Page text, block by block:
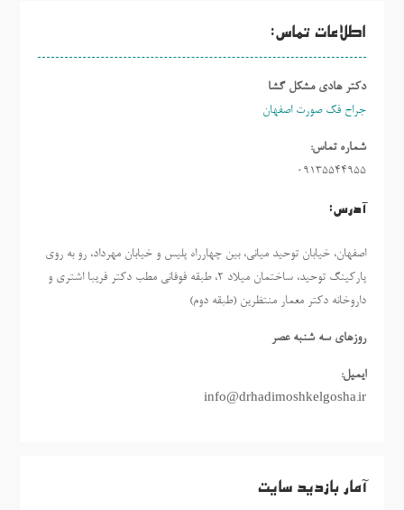
اطلاعات تماس:
دکتر هادی مشکل گشا
جراح فک صورت اصفهان
شماره تماس:
09135544955
آدرس:
اصفهان، خیابان توحید میانی، بین چهارراه پلیس و خیابان مهرداد، رو به روی
پارکینگ توحید، ساختمان میلاد ٢، طبقه فوقانی مطب دکتر فریبا اشتری و
داروخانه دکتر معمار منتظرین (طبقه دوم)
روزهاي سه شنبه عصر
ایمیل:
info@drhadimoshkelgosha.ir
آمار بازدید سایت